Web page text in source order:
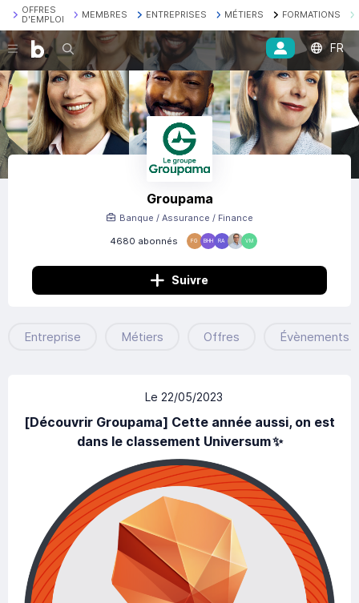
OFFRES
D'EMPLOI
MEMBRES ENTREPRISES MÉTIERS FORMATIONS
Recherche FR
Groupama
4680 abonnés FG BHH RA VM
Banque / Assurance / Finance
Suivre
Entreprise Métiers Offres Évènements
Le 22/05/2023
[Découvrir Groupama] Cette année aussi, on est
dans le classement Universum ✨